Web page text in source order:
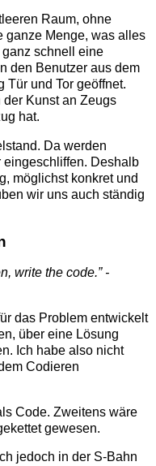
Raum, ohne
ganze Menge, was alles
schnell eine
den Benutzer aus dem
Tür und Tor geöffnet.
Kunst an Zeugs
hat.
Da werden
eingeschliffen. Deshalb
möglichst konkret und
wir uns auch ständig
write the code.” -
das Problem entwickelt
über eine Lösung
Ich habe also nicht
Codieren
Code. Zweitens wäre
gewesen.
jedoch in der S-Bahn